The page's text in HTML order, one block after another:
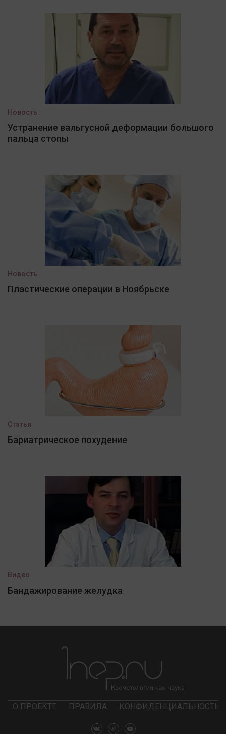
Новость
Устранение вальгусной деформации большого
пальца стопы
Новость
Пластические операции в Ноябрьске
Статья
Бариатрическое похудение
Видео
Бандажирование желудка
О ПРОЕКТЕ ПРАВИЛА КОНФИДЕНЦИАЛЬНОСТЬ